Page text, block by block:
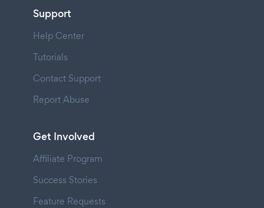
Support
Help Center
Tutorials
Contact Support
Report Abuse
Get Involved
Affiliate Program
Success Stories
Feature Requests